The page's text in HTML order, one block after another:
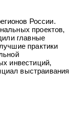
России.
проектов,
главные
практики
инвестиций,
выстраивания